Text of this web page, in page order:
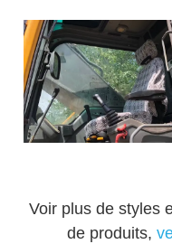
Voir plus de styles
de produits,